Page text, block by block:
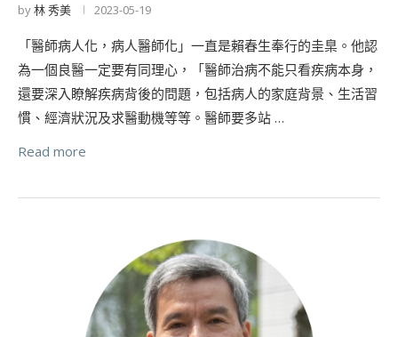
by林 秀美 2023-05-19
「醫師病人化，病人醫師化」一直是賴春生奉行的圭臬。他認
為一個良醫一定要有同理心，「醫師治病不能只看疾病本身，
還要深入瞭解疾病背後的問題，包括病人的家庭背景、生活習
慣、經濟狀況及求醫動機等等。醫師要多站 …
Read more